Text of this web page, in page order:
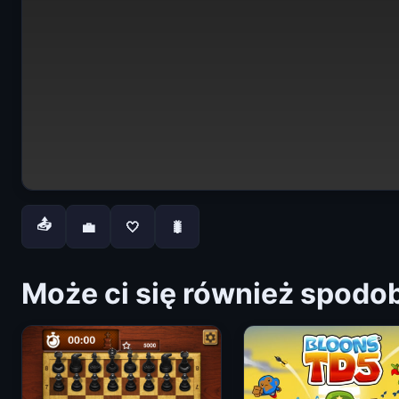
📤 💼 🤍 🐛
Może ci się również